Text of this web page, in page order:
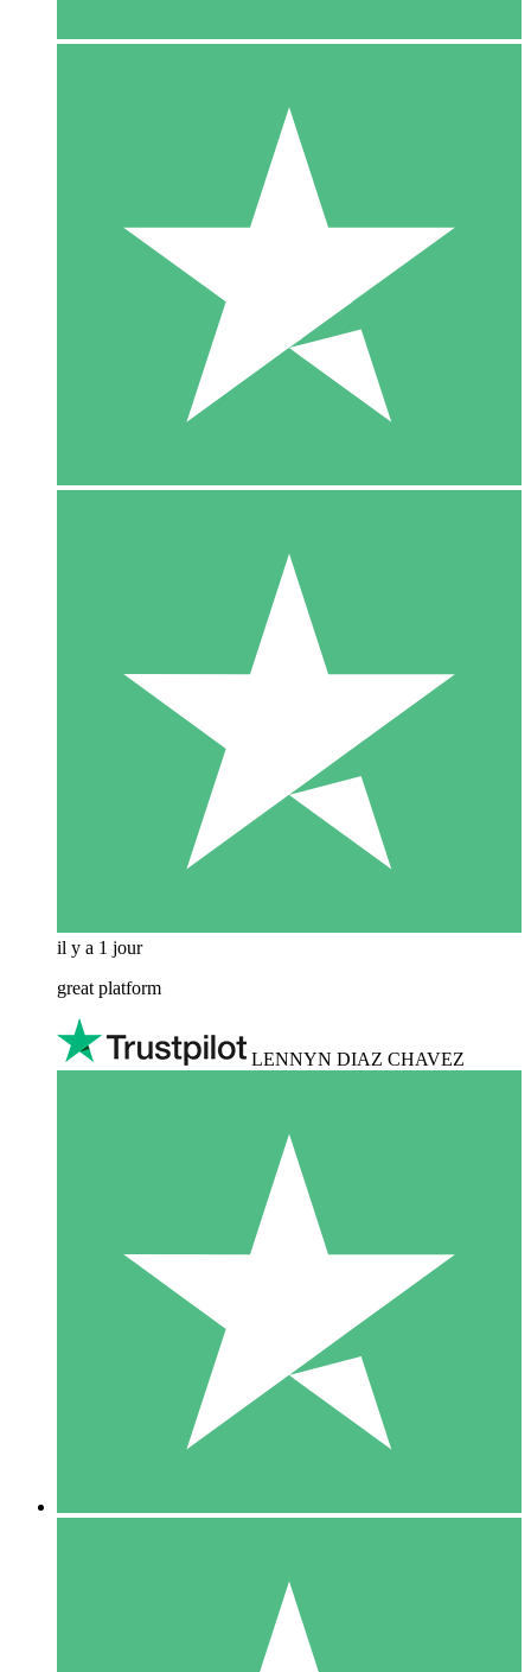
il y a 1 jour
great platform
LENNYN DIAZ CHAVEZ